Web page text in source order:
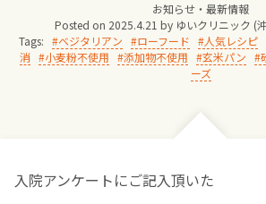
お知らせ・最新情報
Posted on 2025.4.21 by ゆいクリニック (
Tags:
ベジタリアン ローフード 人気レシピ
消
小麦粉不使用 添加物不使用 玄米パン
ーズ
入院アンケートにご記入頂いた
院長からのごあいさ
ゆいクリニックの経営
診療料金
妊婦健診